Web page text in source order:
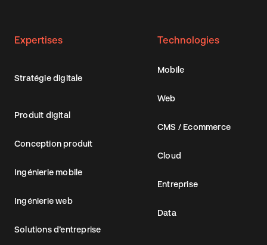
Expertises
Stratégie digitale
Produit digital
Conception produit
Ingénierie mobile
Ingénierie web
Solutions d’entreprise
Technologies
Mobile
Web
CMS / Ecommerce
Cloud
Entreprise
Data